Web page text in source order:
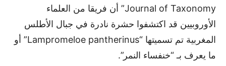
Journal of Taxonomy” أن فريقا من العلماء
الأوروبيين قد اكتشفوا حشرة نادرة في جبال الأطلس
المغربية تم تسميتها “Lampromeloe pantherinus” أو
ما يعرف بـ “خنفساء النمر”.